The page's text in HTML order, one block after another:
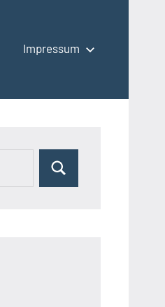
Impressum
Suchen